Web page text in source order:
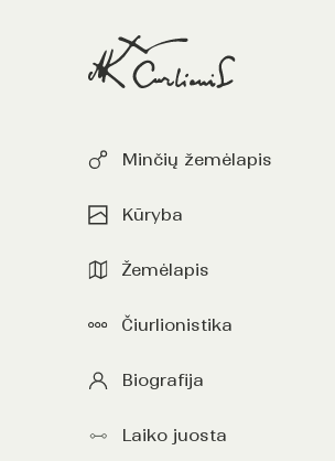
Minčių žemėlapis
Kūryba
Žemėlapis
Čiurlionistika
Biografija
Laiko juosta